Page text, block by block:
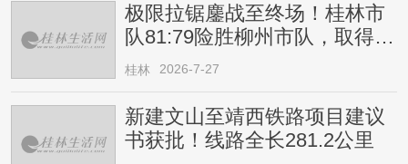
极限拉锯鏖战至终场！桂林市
队81:79险胜柳州市队，取得四
连胜
桂林 2026-7-27
新建文山至靖西铁路项目建议
书获批！线路全长281.2公里